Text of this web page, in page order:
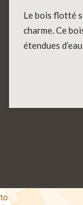
Le bois flotté
charme. Ce
étendues